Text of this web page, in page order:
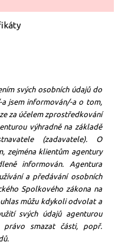
svých osobních údajů do
jsem informován/-a o tom,
za účelem zprostředkování
výhradně na základě
(zadavatele). O
zejména klientům agentury
informován. Agentura
a předávání osobních
Spolkového zákona na
můžu kdykoli odvolat a
svých údajů agenturou
právo smazat části, popř.